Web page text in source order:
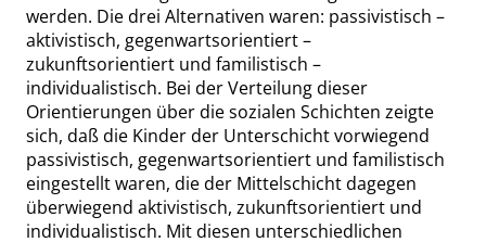
werden. Die drei Alternativen waren: passivistisch –
aktivistisch, gegenwartsorientiert –
zukunftsorientiert und familistisch –
individualistisch. Bei der Verteilung dieser
Orientierungen über die sozialen Schichten zeigte
sich, daß die Kinder der Unterschicht vorwiegend
passivistisch, gegenwartsorientiert und familistisch
eingestellt waren, die der Mittelschicht dagegen
überwiegend aktivistisch, zukunftsorientiert und
individualistisch. Mit diesen unterschiedlichen